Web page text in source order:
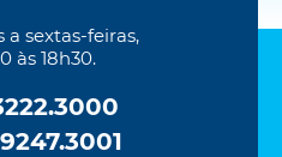
a sextas-feiras,
às 18h30.